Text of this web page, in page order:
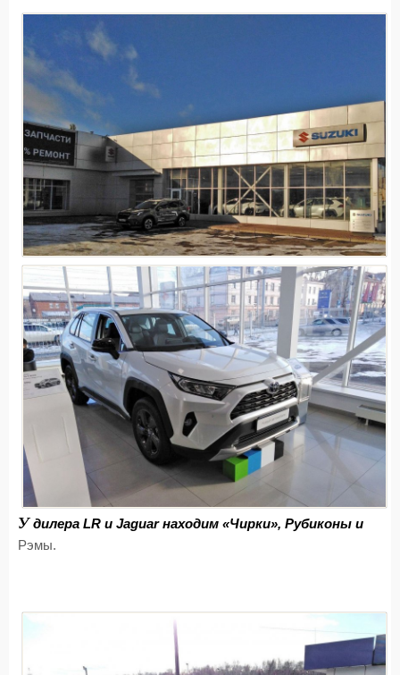
У дилера LR и Jaguar находим «Чирки», Рубиконы и
Рэмы.